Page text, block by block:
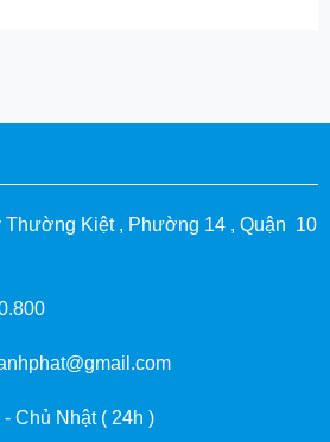
Thường Kiệt , Phường 14 , Quận 10
Chủ Nhật ( 24h )